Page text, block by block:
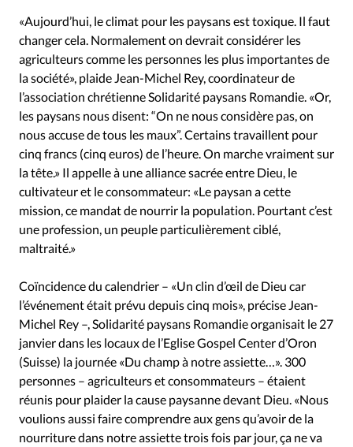
«Aujourd’hui, le climat pour les paysans est toxique. Il faut
changer cela. Normalement on devrait considérer les
agriculteurs comme les personnes les plus importantes de
la société», plaide Jean-Michel Rey, coordinateur de
l’association chrétienne Solidarité paysans Romandie. «Or,
les paysans nous disent: “On ne nous considère pas, on
nous accuse de tous les maux”. Certains travaillent pour
cinq francs (cinq euros) de l’heure. On marche vraiment sur
la tête.» Il appelle à une alliance sacrée entre Dieu, le
cultivateur et le consommateur: «Le paysan a cette
mission, ce mandat de nourrir la population. Pourtant c’est
une profession, un peuple particulièrement ciblé,
maltraité.»
Coïncidence du calendrier – «Un clin d’œil de Dieu car
l’événement était prévu depuis cinq mois», précise Jean-
Michel Rey –, Solidarité paysans Romandie organisait le 27
janvier dans les locaux de l’Eglise Gospel Center d’Oron
(Suisse) la journée «Du champ à notre assiette…». 300
personnes – agriculteurs et consommateurs – étaient
réunis pour plaider la cause paysanne devant Dieu. «Nous
voulions aussi faire comprendre aux gens qu’avoir de la
nourriture dans notre assiette trois fois par jour, ça ne va